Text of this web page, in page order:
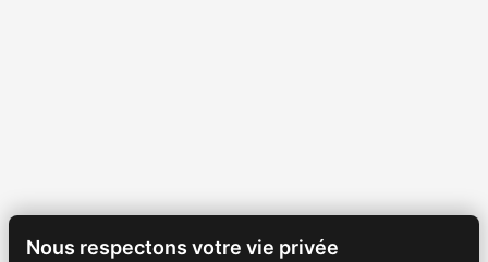
Nous respectons votre vie privée